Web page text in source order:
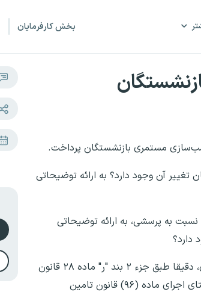
بخش کارفرمایان
مستمری بازنشستگان پرداخت.
آن وجود دارد؟ به ارائه توضیحاتی
سازمان تامین اجتماعی درباره متناسب‌سازی و افزایش حقوق بازنشستگان و مستمری‌بگیران سال ۱۴۰۵ نسبت به پرسشی، به ارائه توضیحاتی
دارد؟
در اطلاعیه سازمان تامین اجتماعی آمده است: فرمول اجرا شده برای مرحله سوم و نهایی متناسب‌سازی، دقیقا طبق جزء ۲ بند "ر" ماده ۲۸ قانون
برنامه هفتم پیشرفت مصوب خردادماه سال ۱۴۰۳ مجلس شورای اسلامی است که مقرر می‌دارد: «در راستای اجرای ماده (۹۶) قانون تامین